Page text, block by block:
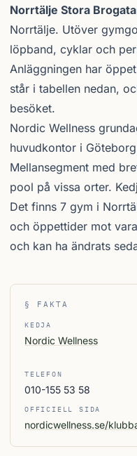
Om Norrtälje Stora
Norrtälje Stora
Norrtälje. Utöver
löpband, cyklar och
Anläggningen har
står i tabellen nedan,
besöket.
Nordic Wellness
huvudkontor i
Mellansegment med
pool på vissa orter.
Det finns 7 gym i
och öppettider mot
och kan ha ändrats
§ FAKTA
KEDJA
Nordic Wellness
TELEFON
010-155 53 58
OFFICIELL SIDA
nordicwellness.se/